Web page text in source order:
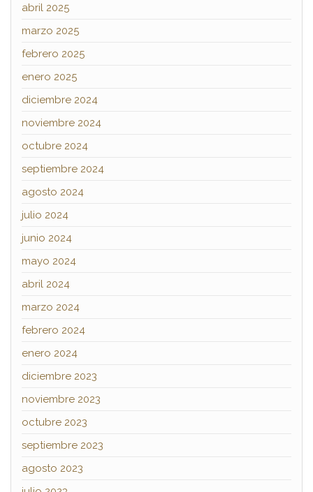
abril 2025
marzo 2025
febrero 2025
enero 2025
diciembre 2024
noviembre 2024
octubre 2024
septiembre 2024
agosto 2024
julio 2024
junio 2024
mayo 2024
abril 2024
marzo 2024
febrero 2024
enero 2024
diciembre 2023
noviembre 2023
octubre 2023
septiembre 2023
agosto 2023